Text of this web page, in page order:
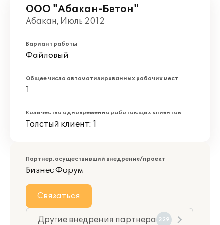
ООО "Абакан-Бетон"
Абакан, Июль 2012
Вариант работы
Файловый
Общее число автоматизированных рабочих мест
1
Количество одновременно работающих клиентов
Толстый клиент: 1
Партнер, осуществивший внедрение/проект
Бизнес Форум
Связаться
Другие внедрения партнера 229